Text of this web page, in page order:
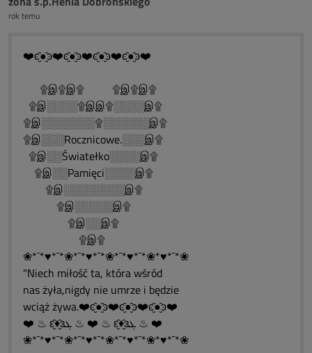
rok temu
❤️ͼ̮̑●̮̑ͽ❤️ͼ̮̑●̮̑ͽ❤️ͼ̮̑●̮̑ͽ❤️ͼ̮̑●̮̑ͽ❤️
۩இ۩இ۩ ۩இ۩இ۩
۩இ░░░░۩இஇ۩░░░░இ۩
۩இ░░░░░░░۩░░░░░░இ۩
۩இ░░░Rocznicowe.░░░இ۩
۩இ░░Światełko░░░░இ۩
۩இ░░Pamięci░░░░இ۩
۩இ░░░░░░░░இ۩
۩இ░░░░░இ۩
۩இ░░இ۩
۩இ۩
❀*¯*♥*¯*❀*¯*♥*¯*❀*¯*♥*¯*❀*♥*¯*❀
"Niech miłość ta, która wśród
nas żyła,nigdy nie umrze i będzie
wciąż żywa.❤️ͼ̮̑●̮̑ͽ❤️ͼ̮̑●̮̑ͽ❤️ͼ̮̑●̮̑ͽ❤️
❤️ ♨ ԑ̮̑♦̮̑ɜܓ ♨ ❤️ ♨ ԑ̮̑♦̮̑ɜܓ ♨ ❤️
❀*¯*♥*¯*❀*¯*♥*¯*❀*¯*♥*¯*❀*♥*¯*❀